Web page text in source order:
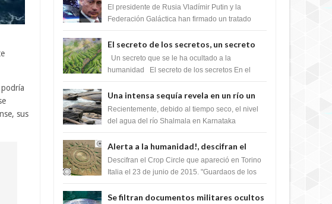
sus
la Federación Galactica han firmado un
tratado para acabar con los Sionistas?
El presidente de Rusia Vladímir Putin y la
Federación Galáctica han firmado un tratado
Si...
El secreto de los secretos, un secreto
que cambiaría por completo el destino
de la humanidad
Un secreto que se le ha ocultado a la
humanidad El secreto de los secretos En el
m...
Una intensa sequía revela en un río un
impresionante hallazgo de miles de
Shiva Lingas
Recientemente, debido al tiempo seco, el nivel
del agua del río Shalmala en Karnataka
Shiv...
Alerta a la humanidad!, descifran el
mensaje del Crop Circle de Torino ,Italia
Descifran el Crop Circle que apareció en Torino
Italia el 23 de junio de 2015. "Guardaos de los
Se filtran documentos militares ocultos